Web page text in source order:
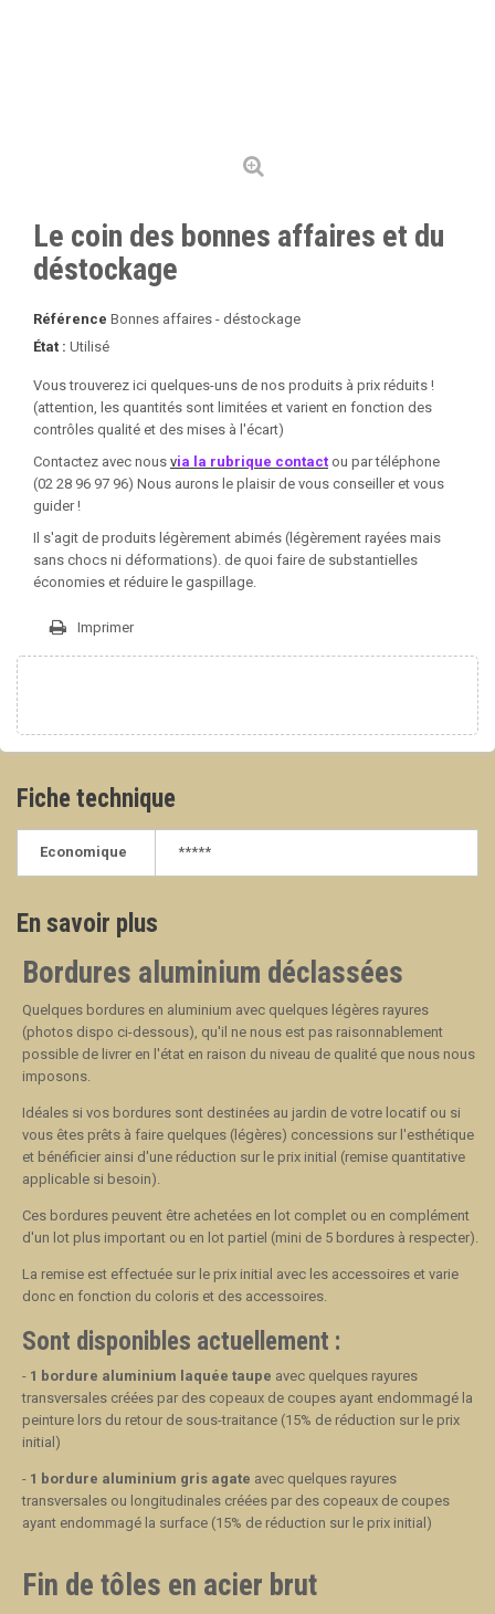
Le coin des bonnes affaires et du
déstockage
Référence Bonnes affaires - déstockage
État : Utilisé
Vous trouverez ici quelques-uns de nos produits à prix réduits !
(attention, les quantités sont limitées et varient en fonction des
contrôles qualité et des mises à l'écart)
Contactez avec nous via la rubrique contact ou par téléphone
(02 28 96 97 96) Nous aurons le plaisir de vous conseiller et vous
guider !
Il s'agit de produits légèrement abimés (légèrement rayées mais
sans chocs ni déformations). de quoi faire de substantielles
économies et réduire le gaspillage.
Imprimer
Fiche technique
Economique *****
En savoir plus
Bordures aluminium déclassées
Quelques bordures en aluminium avec quelques légères rayures
(photos dispo ci-dessous), qu'il ne nous est pas raisonnablement
possible de livrer en l'état en raison du niveau de qualité que nous nous
imposons.
Idéales si vos bordures sont destinées au jardin de votre locatif ou si
vous êtes prêts à faire quelques (légères) concessions sur l'esthétique
et bénéficier ainsi d'une réduction sur le prix initial (remise quantitative
applicable si besoin).
Ces bordures peuvent être achetées en lot complet ou en complément
d'un lot plus important ou en lot partiel (mini de 5 bordures à respecter).
La remise est effectuée sur le prix initial avec les accessoires et varie
donc en fonction du coloris et des accessoires.
Sont disponibles actuellement :
- 1 bordure aluminium laquée taupe avec quelques rayures
transversales créées par des copeaux de coupes ayant endommagé la
peinture lors du retour de sous-traitance (15% de réduction sur le prix
initial)
- 1 bordure aluminium gris agate avec quelques rayures
transversales ou longitudinales créées par des copeaux de coupes
ayant endommagé la surface (15% de réduction sur le prix initial)
Fin de tôles en acier brut